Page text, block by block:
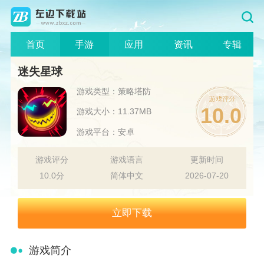
首页 手游 应用 资讯 专辑
迷失星球
游戏类型：策略塔防
游戏大小：11.37MB
游戏平台：安卓
10.0
游戏评分
10.0分
游戏语言
简体中文
更新时间
2026-07-20
立即下载
游戏简介